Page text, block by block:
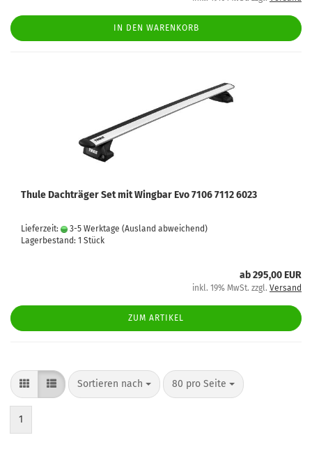
IN DEN WARENKORB
Thule Dachträger Set mit Wingbar Evo 7106 7112 6023
Lieferzeit: 3-5 Werktage (Ausland abweichend)
Lagerbestand: 1 Stück
ab 295,00 EUR
inkl. 19% MwSt. zzgl. Versand
ZUM ARTIKEL
Sortieren nach 80 pro Seite
1